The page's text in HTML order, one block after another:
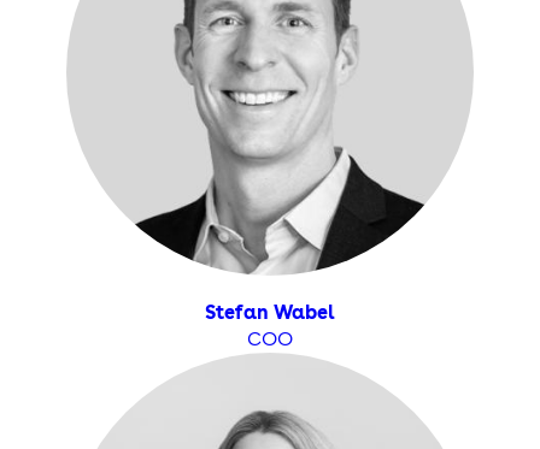
Stefan Wabel
COO